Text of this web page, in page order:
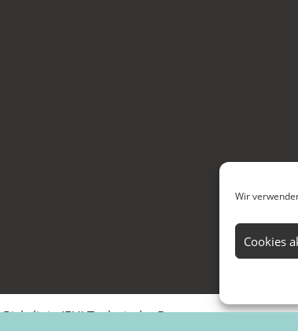
Wir
Cookies
(EU)Technische Betreuung